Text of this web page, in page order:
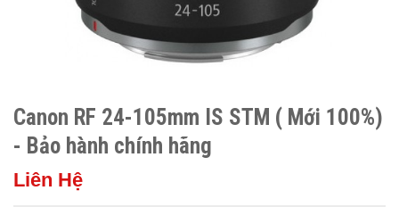
Canon RF 24-105mm IS STM ( Mới 100%)
- Bảo hành chính hãng
Liên Hệ